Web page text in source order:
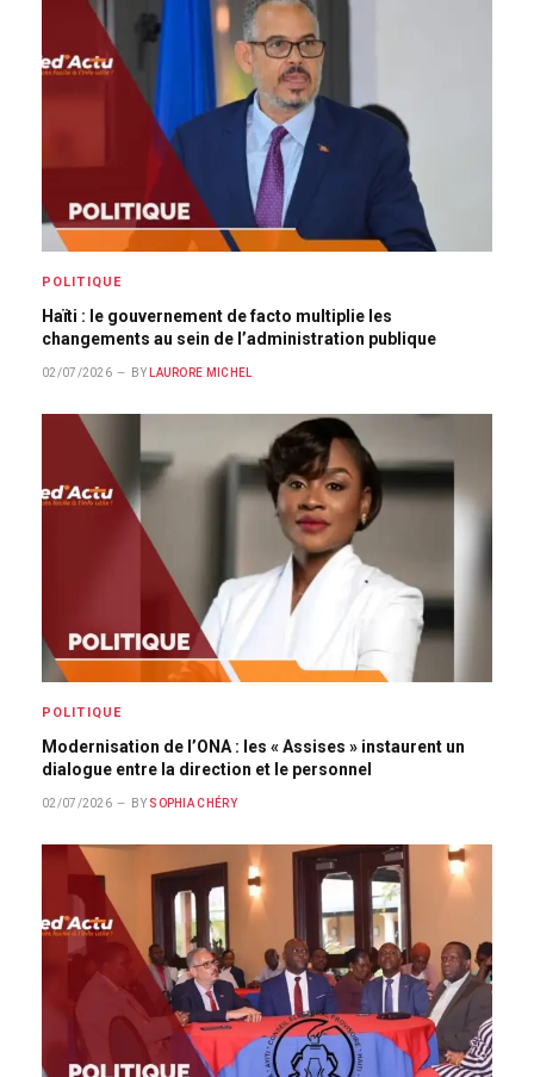
POLITIQUE
Haïti : le gouvernement de facto multiplie les
changements au sein de l’administration publique
02/07/2026 BY LAURORE MICHEL
POLITIQUE
Modernisation de l’ONA : les « Assises » instaurent un
dialogue entre la direction et le personnel
02/07/2026 BY SOPHIA CHÉRY